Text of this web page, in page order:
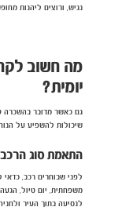
נגיש, ורוצים ליהנות
מה חשוב
יומית?
גם כאשר מדובר בהשכרה
שיכולות להשפיע על
התאמת סוג
לפני שבוחרים רכב, כדאי
משפחתית, יום טיול,
לנסיעה בתוך העיר